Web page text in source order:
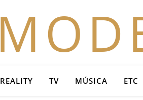
REALITY TV MÚSICA ETC